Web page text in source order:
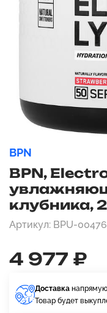
BPN
BPN,
клубника,
Артикул: BPU-00476
4 977 ₽
Доставка
Товар будет